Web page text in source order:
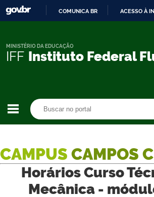
CONTEÚDO
COMUNICA BR ACESSO À
IFF Instituto Federal
MINISTÉRIO DA EDUCAÇÃO
CAMPUS CAMPOS
Horários Curso
Mecânica -